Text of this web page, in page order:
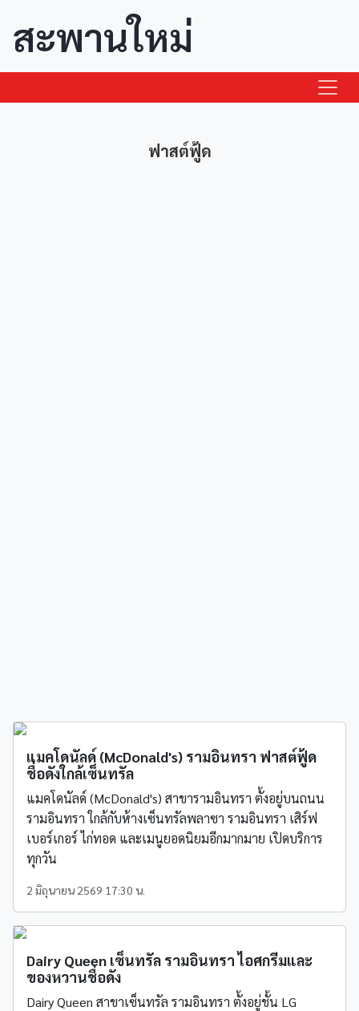
สะพานใหม่
ฟาสต์ฟู้ด
แมคโดนัลด์ (McDonald's) รามอินทรา ฟาสต์ฟู้ด
ชื่อดังใกล้เซ็นทรัล
แมคโดนัลด์ (McDonald's) สาขารามอินทรา ตั้งอยู่บนถนน
รามอินทรา ใกล้กับห้างเซ็นทรัลพลาซา รามอินทรา เสิร์ฟ
เบอร์เกอร์ ไก่ทอด และเมนูยอดนิยมอีกมากมาย เปิดบริการ
ทุกวัน
2 มิถุนายน 2569 17:30 น.
Dairy Queen เซ็นทรัล รามอินทรา ไอศกรีมและ
ของหวานชื่อดัง
Dairy Queen สาขาเซ็นทรัล รามอินทรา ตั้งอยู่ชั้น LG